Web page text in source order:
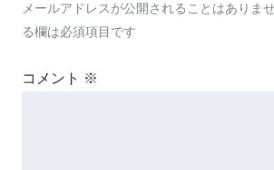
メールアドレスが公開されることはありませ
る欄は必須項目です
コメント ※